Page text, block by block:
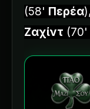
(58' Περέα),
Ζαχίντ (70'